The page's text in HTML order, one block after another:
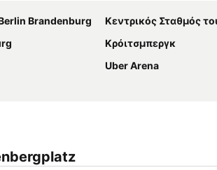
Brandenburg
Κεντρικός Σταθμός του
Κρόιτσμπεργκ
Uber Arena